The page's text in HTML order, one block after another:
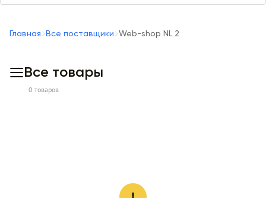
Главная Все поставщики Web-shop NL 2
Все товары
0 товаров